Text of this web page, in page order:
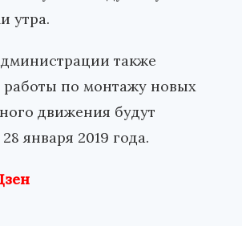
утра.
также
работы по монтажу новых
движения будут
января 2019 года.